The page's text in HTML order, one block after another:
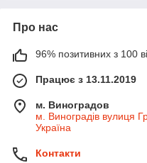
Про нас
96% позитивних з 100
Працює з 13.11.2019
м. Виноградов
м. Виноградів вулиця
Україна
Контакти